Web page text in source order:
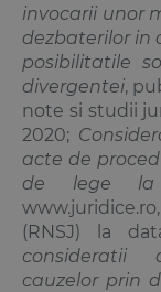
invocarii unor
dezbaterilor in
posibilitatile
divergentei,
note si studii
2020;
acte de
de lege la
(RNSJ) la
consideratii
cauzelor prin